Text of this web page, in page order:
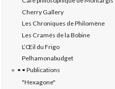
Cherry Gallery
Les Chroniques de Philomène
Les Cramés de la Bobine
L’‎Œil du Frigo
Pelhamonabudget
• • Publications
"Hexagone"